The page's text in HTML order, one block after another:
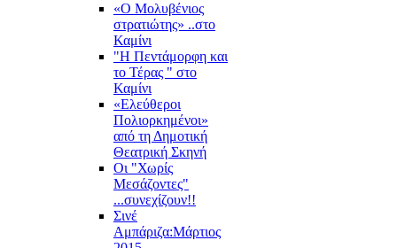
«Ο Μολυβένιος
στρατιώτης» ..στο
Καμίνι
"Η Πεντάμορφη και
το Τέρας " στο
Καμίνι
«Ελεύθεροι
Πολιορκημένοι»
από τη Δημοτική
Θεατρική Σκηνή
Οι "Χωρίς
Μεσάζοντες"
...συνεχίζουν!!
Σινέ
Αμπάριζα:Mάρτιος